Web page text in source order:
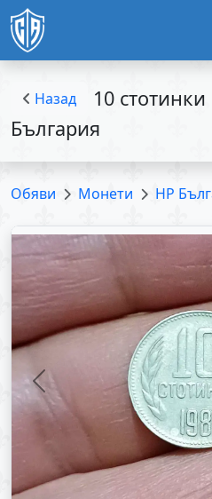
Назад
10 стотинки
България
Обяви Монети НР
Previous